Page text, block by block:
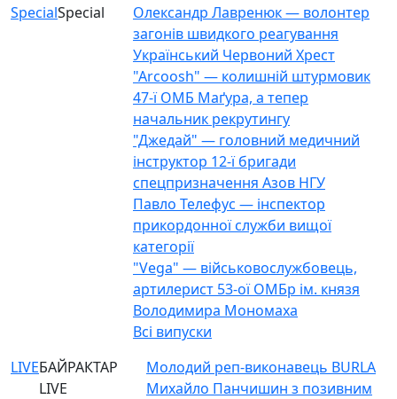
SpecialSpecial
Олександр Лавренюк — волонтер
загонів швидкого реагування
Український Червоний Хрест
"Arcoosh" — колишній штурмовик
47-ї ОМБ Маґура, а тепер
начальник рекрутингу
"Джедай" — головний медичний
інструктор 12-ї бригади
спецпризначення Азов НГУ
Павло Телефус — інспектор
прикордонної служби вищої
категорії
"Vega" — військовослужбовець,
артилерист 53-ої ОМБр ім. князя
Володимира Мономаха
Всі випуски
LIVEБАЙРАКТАР
LIVE
Молодий реп-виконавець BURLA
Михайло Панчишин з позивним